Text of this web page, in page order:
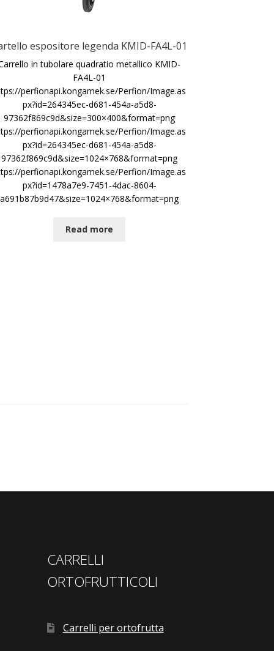
espositore legenda KMID-FA4L-01
in tubolare quadratio metallico KMID-
FA4L-01
perfionapi.kongamek.se/Perfion/Image.as
px?id=264345ec-d681-454a-a5d8-
97362f869c9d&size=300×400&format=png
perfionapi.kongamek.se/Perfion/Image.as
px?id=264345ec-d681-454a-a5d8-
97362f869c9d&size=1024×768&format=png
perfionapi.kongamek.se/Perfion/Image.as
px?id=1478a7e9-7451-4dac-8604-
a691b87b9d47&size=1024×768&format=png
Read more
CARRELLI
ORTOFRUTTICOLI
Carrelli per ortofrutta